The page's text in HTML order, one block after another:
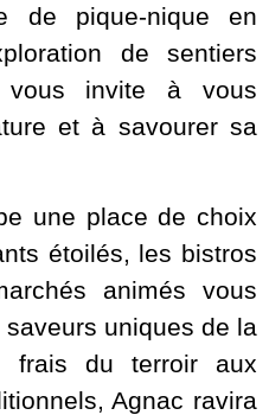
de pique-nique en
de sentiers
vous invite à vous
et à savourer sa
une place de choix
étoilés, les bistros
animés vous
uniques de la
frais du terroir aux
Agnac ravira